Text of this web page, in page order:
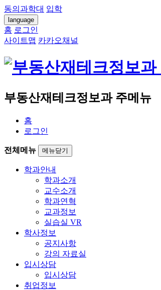
동의과학대 입학
language
홈 로그인
사이트맵 카카오채널
부동산재테크정보과 주메뉴
홈
로그인
전체메뉴 메뉴닫기
학과안내
학과소개
교수소개
학과연혁
교과정보
실습실 VR
학사정보
공지사항
강의 자료실
입시상담
입시상담
취업정보